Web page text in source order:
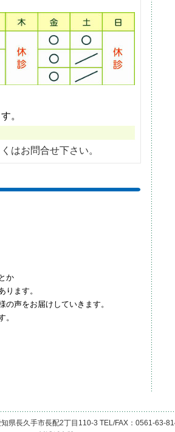
。
はお問合せ下さい。
か
ります。
声をお届けしていきます。
。
県長久手市長配2丁目110-3 TEL/FAX：0561-63-